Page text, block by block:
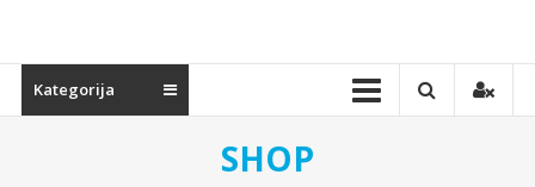
Kategorija
SHOP